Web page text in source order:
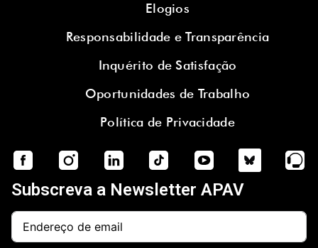
Elogios
Responsabilidade e Transparência
Inquérito de Satisfação
Oportunidades de Trabalho
Política de Privacidade
Subscreva a Newsletter APAV